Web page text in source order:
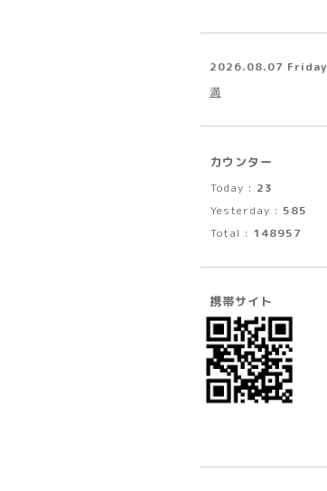
2026.08.07 Friday
満
カウンター
Today : 23
Yesterday : 585
Total : 148957
携帯サイト